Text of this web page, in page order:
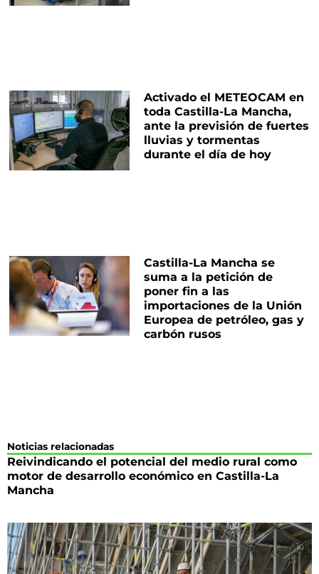
Activado el METEOCAM en
toda Castilla-La Mancha,
ante la previsión de fuertes
lluvias y tormentas
durante el día de hoy
Castilla-La Mancha se
suma a la petición de
poner fin a las
importaciones de la Unión
Europea de petróleo, gas y
carbón rusos
Noticias relacionadas
Reivindicando el potencial del medio rural como
motor de desarrollo económico en Castilla-La
Mancha